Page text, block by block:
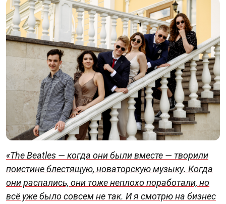
«The Beatles — когда они были вместе — творили
поистине блестящую, новаторскую музыку. Когда
они распались, они тоже неплохо поработали, но
всё уже было совсем не так. И я смотрю на бизнес